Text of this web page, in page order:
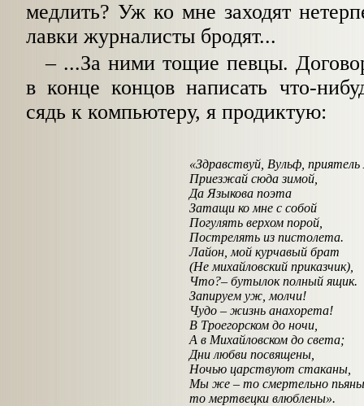
медлить? Уж ко мне заходят
лавки журналисты бродят...
–...За ними тощие певцы.
в конце концов написать что-
сядь к компьютеру, я продиктую:
«Здравствуй, Вульф,
Приезжай сюда зимой,
Да Языкова поэта
Затащи ко мне с собой
Погулять верхом порой,
Пострелять из пистолета.
Лайон, мой курчавый брат
(Не михайловский приказчик),
Что?– бутылок полный ящик.
Запируем уж, молчи!
Чудо– жизнь анахорета!
В Троегорском до ночи,
А в Михайловском до света;
Дни любви посвящены,
Ночью царствуют стаканы,
Мы же– то смертельно
то мертвецки влюблены».